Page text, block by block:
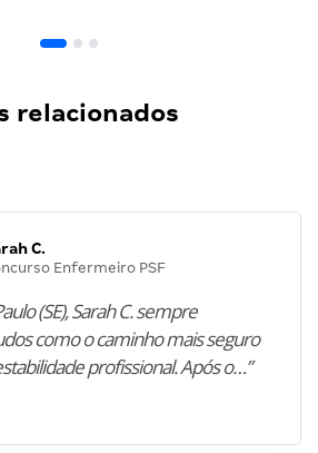
relacionados
C.
Enfermeiro PSF
(SE), Sarah C. sempre
como o caminho mais seguro
profissional. Após o…”